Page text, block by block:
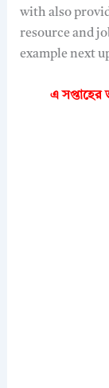
with also
resource and
example next
এ